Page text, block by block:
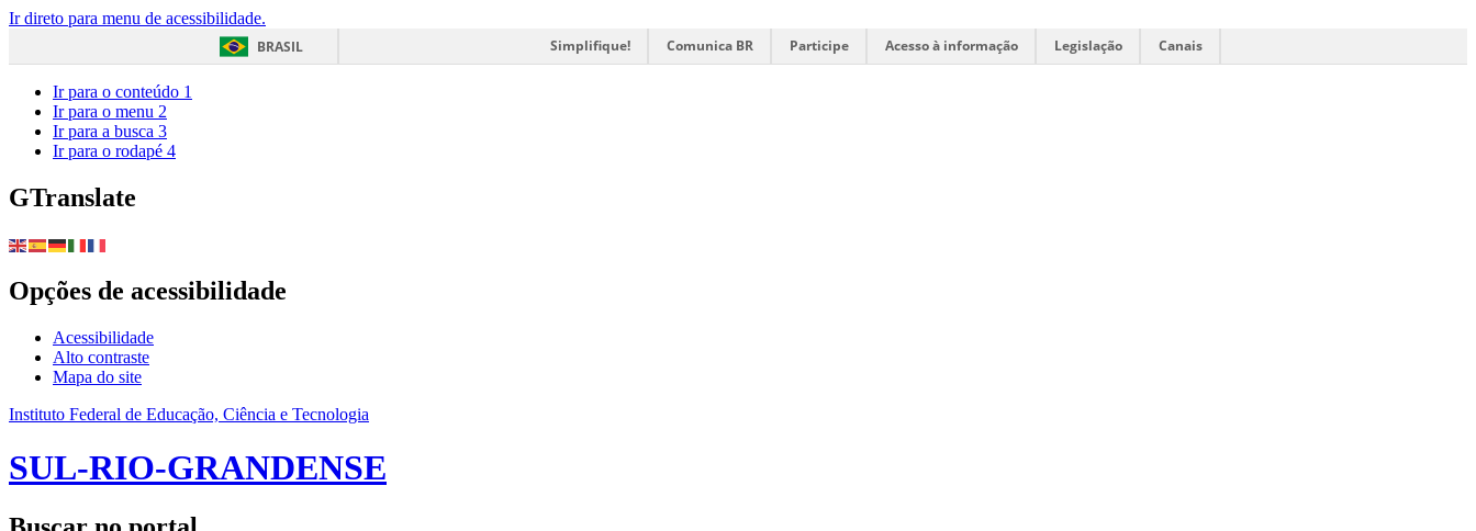
Ir direto para menu de acessibilidade.
BRASIL
Simplifique! Comunica BR Participe Acesso à informação Legislação Canais
Ir para o conteúdo 1
Ir para o menu 2
Ir para a busca 3
Ir para o rodapé 4
GTranslate
Opções de acessibilidade
Acessibilidade
Alto contraste
Mapa do site
Instituto Federal de Educação, Ciência e Tecnologia
SUL-RIO-GRANDENSE